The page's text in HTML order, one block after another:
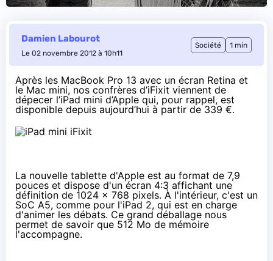
Damien Labourot
Le 02 novembre 2012 à 10h11
Société 1 min
Après les MacBook Pro 13 avec un écran Retina et
le Mac mini, nos confrères d’iFixit viennent de
dépecer l’iPad mini d’Apple qui, pour rappel, est
disponible depuis aujourd’hui à partir de339 €.
La nouvelle tablette d'Apple est au format de 7,9
pouces et dispose d'un écran 4:3 affichant une
définition de 1024 x 768 pixels. À l'intérieur, c'est un
SoC A5, comme pour l'iPad 2, qui est en charge
d'animer les débats. Ce grand déballage nous
permet de savoir que 512 Mo de mémoire
l'accompagne.